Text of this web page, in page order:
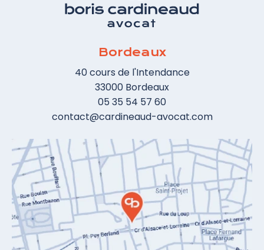
d'encadrer son organisation, le législateur a,
par une loi du 7 octobre 2016, dite loi pour
les bases d'un droit de l'esport. La loi, dont
l'application a été précisée par deux
décrets du 9 mai 2017, s'intéresse
spécifiquement à l'organisation des tournois
de jeux-vidéo et au statut des joueurs
Bordeaux
40 cours de l'Intendance
33000 Bordeaux
05 35 54 57 60
contact@cardineaud-avocat.com